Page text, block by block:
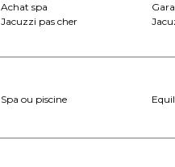
Achat spa
Jacuzzi pas cher
Spa ou piscine